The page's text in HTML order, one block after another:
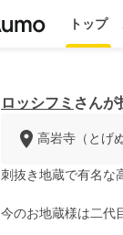
トップ
ロッシフミ さんが
高岩寺（とげ
刺抜き地蔵で有名な
今のお地蔵様は二代